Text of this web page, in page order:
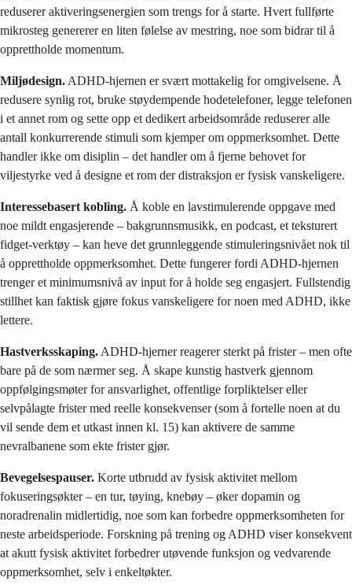
reduserer aktiveringsenergien som trengs for å starte. Hvert fullførte
mikrosteg genererer en liten følelse av mestring, noe som bidrar til å
opprettholde momentum.
Miljødesign. ADHD-hjernen er svært mottakelig for omgivelsene. Å
redusere synlig rot, bruke støydempende hodetelefoner, legge telefonen
i et annet rom og sette opp et dedikert arbeidsområde reduserer alle
antall konkurrerende stimuli som kjemper om oppmerksomhet. Dette
handler ikke om disiplin – det handler om å fjerne behovet for
viljestyrke ved å designe et rom der distraksjon er fysisk vanskeligere.
Interessebasert kobling. Å koble en lavstimulerende oppgave med
noe mildt engasjerende – bakgrunnsmusikk, en podcast, et teksturert
fidget-verktøy – kan heve det grunnleggende stimuleringsnivået nok til
å opprettholde oppmerksomhet. Dette fungerer fordi ADHD-hjernen
trenger et minimumsnivå av input for å holde seg engasjert. Fullstendig
stillhet kan faktisk gjøre fokus vanskeligere for noen med ADHD, ikke
lettere.
Hastverksskaping. ADHD-hjerner reagerer sterkt på frister – men ofte
bare på de som nærmer seg. Å skape kunstig hastverk gjennom
oppfølgingsmøter for ansvarlighet, offentlige forpliktelser eller
selvpålagte frister med reelle konsekvenser (som å fortelle noen at du
vil sende dem et utkast innen kl. 15) kan aktivere de samme
nevralbanene som ekte frister gjør.
Bevegelsespauser. Korte utbrudd av fysisk aktivitet mellom
fokuseringsøkter – en tur, tøying, knebøy – øker dopamin og
noradrenalin midlertidig, noe som kan forbedre oppmerksomheten for
neste arbeidsperiode. Forskning på trening og ADHD viser konsekvent
at akutt fysisk aktivitet forbedrer utøvende funksjon og vedvarende
oppmerksomhet, selv i enkeltøkter.